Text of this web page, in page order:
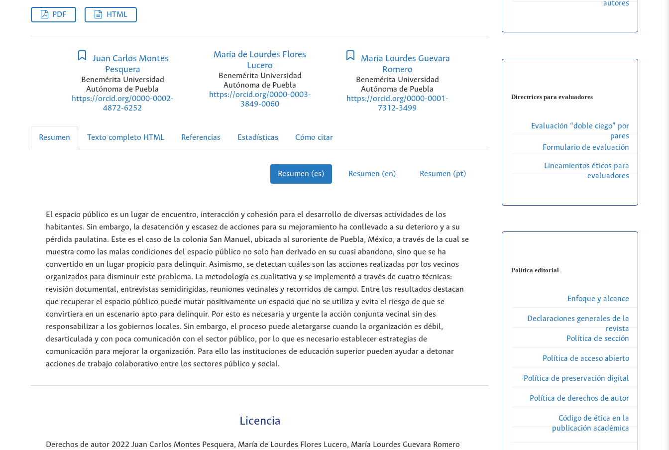
PDF HTML
Juan Carlos Montes
Pesquera
Benemérita Universidad
Autónoma de Puebla
https://orcid.org/0000-0002-
4872-6252
María de Lourdes Flores
Lucero
Benemérita Universidad
Autónoma de Puebla
https://orcid.org/0000-0003-
3849-0060
María Lourdes Guevara
Romero
Benemérita Universidad
Autónoma de Puebla
https://orcid.org/0000-0001-
7312-3499
Resumen Texto completo HTML Referencias Estadísticas Cómo citar
Resumen (es) Resumen (en) Resumen (pt)
El espacio público es un lugar de encuentro, interacción y cohesión para el desarrollo de diversas actividades de los
habitantes. Sin embargo, la desatención y escasez de acciones para su mejoramiento ha conllevado a su deterioro y a su
pérdida paulatina. Este es el caso de la colonia San Manuel, ubicada al suroriente de Puebla, México, a través de la cual se
muestra como las malas condiciones del espacio público no solo han derivado en su cuasi abandono, sino que se ha
convertido en un lugar propicio para delinquir. Asimismo, se detectan cuáles son las acciones realizadas por los vecinos
organizados para disminuir este problema. La metodología es cualitativa y se implementó a través de cuatro técnicas:
revisión documental, entrevistas semidirigidas, reuniones vecinales y recorridos de campo. Entre los resultados destacan
que recuperar el espacio público puede mutar positivamente un espacio que no se utiliza y evita el riesgo de que se
convirtiera en un escenario apto para delinquir. Por esto es necesaria y urgente la acción conjunta vecinal sin des
responsabilizar a los gobiernos locales. Sin embargo, el proceso puede aletargarse cuando la organización es débil,
desarticulada y con poca comunicación con el sector público, por lo que es necesario establecer estrategias de
comunicación para mejorar la organización. Para ello las instituciones de educación superior pueden ayudar a detonar
acciones de trabajo colaborativo entre los sectores público y social.
Licencia
Derechos de autor 2022 Juan Carlos Montes Pesquera, María de Lourdes Flores Lucero, María Lourdes Guevara Romero
autores
Directrices para evaluadores
Evaluación “doble ciego” por
pares
Formulario de evaluación
Lineamientos éticos para
evaluadores
Política editorial
Enfoque y alcance
Declaraciones generales de la
revista
Política de sección
Política de acceso abierto
Política de preservación digital
Política de derechos de autor
Código de ética en la
publicación académica